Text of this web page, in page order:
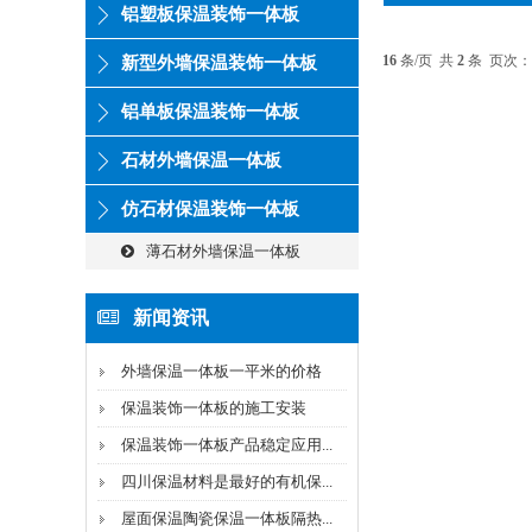
铝塑板保温装饰一体板
新型外墙保温装饰一体板
铝单板保温装饰一体板
石材外墙保温一体板
仿石材保温装饰一体板
薄石材外墙保温一体板
新闻资讯
外墙保温一体板一平米的价格
保温装饰一体板的施工安装
保温装饰一体板产品稳定应用...
四川保温材料是最好的有机保...
屋面保温陶瓷保温一体板隔热...
16 条/页 共 2 条 页次：